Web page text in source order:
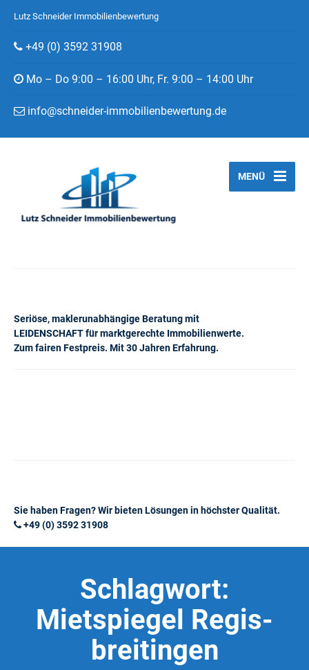
Lutz Schneider Immobilienbewertung
+49 (0) 3592 31908
Mo – Do 9:00 – 16:00 Uhr, Fr. 9:00 – 14:00 Uhr
info@schneider-immobilienbewertung.de
Seriöse, maklerunabhängige Beratung mit
LEIDENSCHAFT für marktgerechte Immobilienwerte.
Zum fairen Festpreis. Mit 30 Jahren Erfahrung.
MENÜ
Sie haben Fragen? Wir bieten Lösungen in höchster Qualität.
+49 (0) 3592 31908
Schlagwort:
Mietspiegel Regis-
breitingen